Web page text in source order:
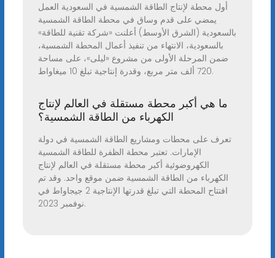
أول محطة لإنتاج الطاقة الشمسية في السعودية العمل
يمضي على قدم وساق في محطة الطاقة الشمسية
بالسعودية (الشرق الأوسط) أعلنت «شركة تقنية للطاقة»
بالسعودية، الانتهاء من تنفيذ أعمال المحطة الشمسية،
ضمن المرحلة الأولى من مشروع «ليلى»، على مساحة
720 ألف متر مربع، وقدرة إنتاجية تبلغ 10 ميغاواط.
ما هي أكبر محطة مستقلة في العالم لإنتاج
الكهرباء من الطاقة الشمسية؟
تعرف على محطات ومشاريع الطاقة الشمسية في دولة
الإمارات. تعتبر محطة الظفرة للطاقة الشمسية
الكهروضوئية أكبر محطة مستقلة في العالم لإنتاج
الكهرباء من الطاقة الشمسية ضمن موقع واحد. وقد تم
افتتاح المحطة التي تبلغ قدرتها الإنتاجية 2 جيجاواط في
نوفمبر 2023.